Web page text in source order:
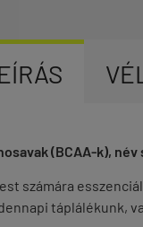
(BCAA-k),
számára
táplálékunk,